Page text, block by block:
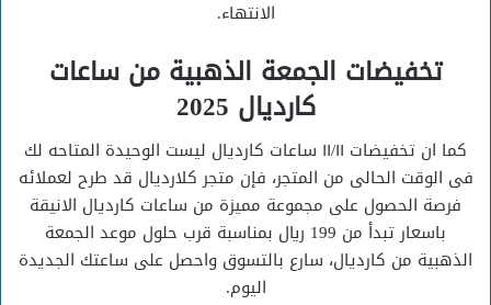
الانتهاء.
تخفيضات الجمعة الذهبية من ساعات
كارديال 2025
كما ان تخفيضات ١١/١١ ساعات كارديال ليست الوحيدة المتاحه لك
فى الوقت الحالى من المتجر، فإن متجر كلارديال قد طرح لعملائه
فرصة الحصول على مجموعة مميزة من ساعات كارديال الانيقة
باسعار تبدأ من 199 ريال بمناسبة قرب حلول موعد الجمعة
الذهبية من كارديال، سارع بالتسوق واحصل على ساعتك الجديدة
اليوم.